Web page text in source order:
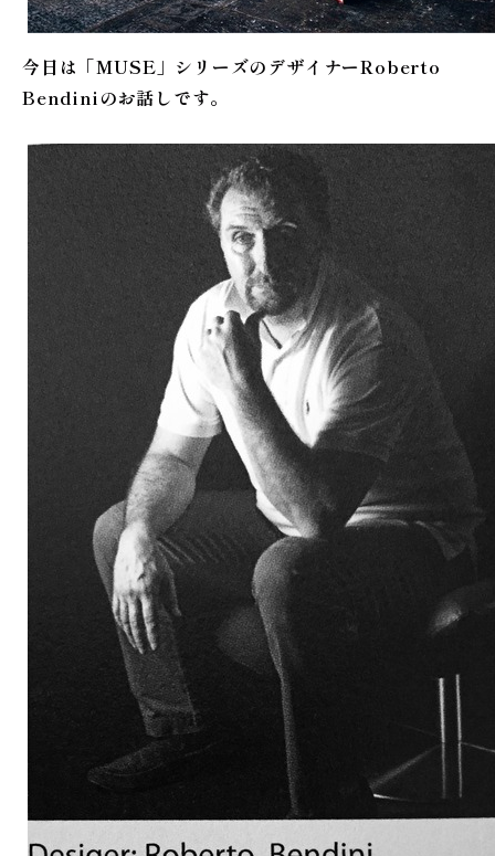
今日は「MUSE」シリーズのデザイナーRoberto
Bendiniのお話しです。